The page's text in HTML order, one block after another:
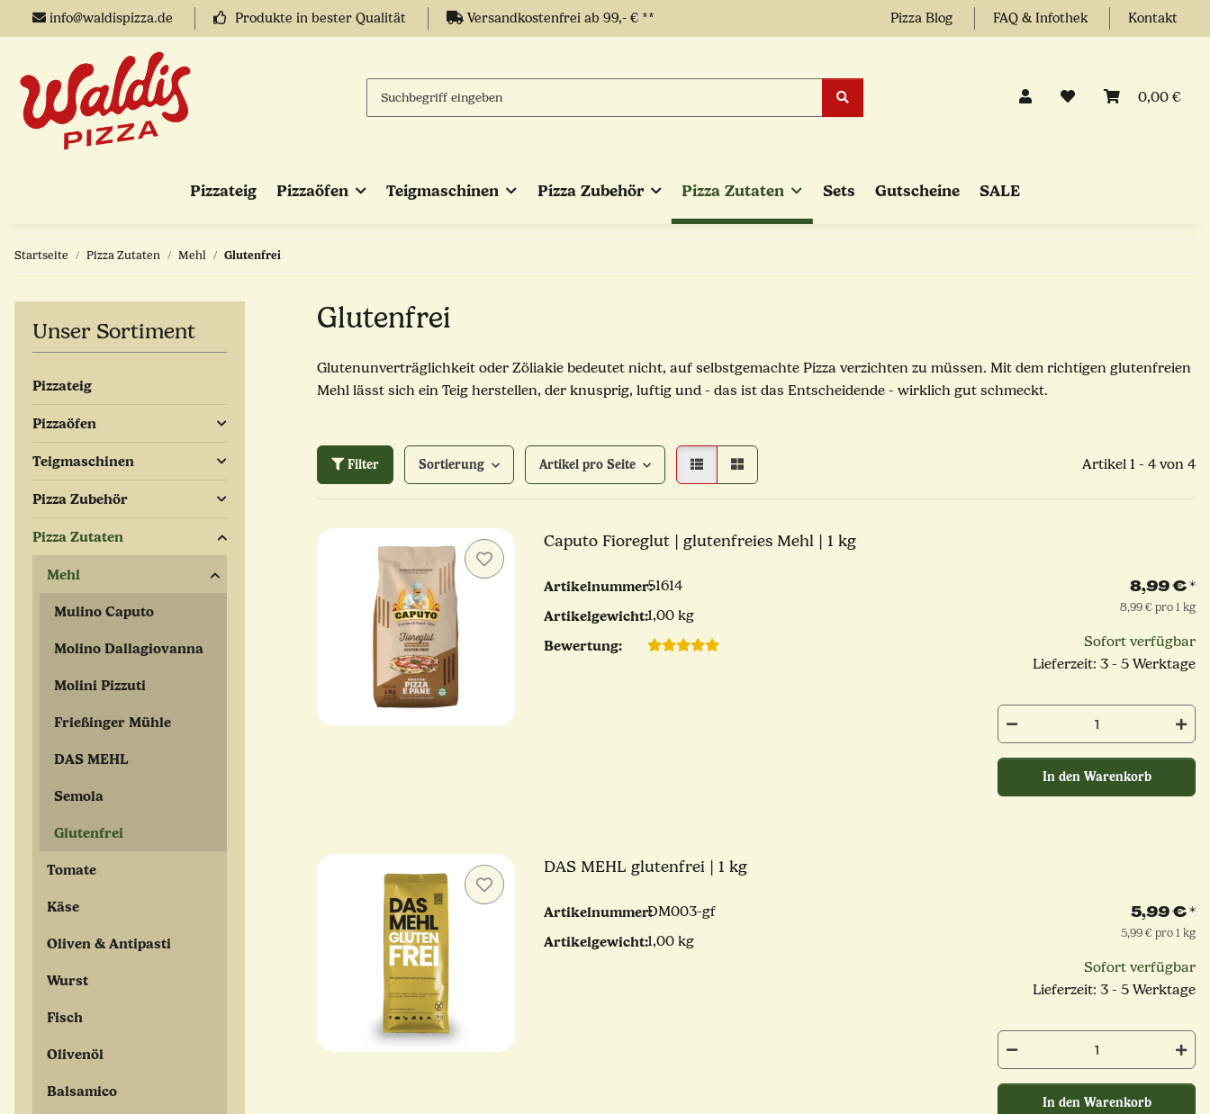
info@waldispizza.de Produkte in bester Qualität Versandkostenfrei ab 99,- € ** Pizza Blog FAQ & Infothek Kontakt
0,00 €
Pizzateig Pizzaöfen Teigmaschinen Pizza Zubehör Pizza Zutaten Sets Gutscheine SALE
Startseite Pizza Zutaten Mehl Glutenfrei
Glutenfrei
Glutenunverträglichkeit oder Zöliakie bedeutet nicht, auf selbstgemachte Pizza verzichten zu müssen. Mit dem richtigen glutenfreien
Mehl lässt sich ein Teig herstellen, der knusprig, luftig und - das ist das Entscheidende - wirklich gut schmeckt.
Filter Sortierung Artikel pro Seite Artikel 1 - 4 von 4
Caputo Fioreglut | glutenfreies Mehl | 1 kg
Artikelnummer:51614
Artikelgewicht:1,00 kg
Bewertung:
8,99 €*
8,99 € pro 1 kg
Sofort verfügbar
Lieferzeit: 3 - 5 Werktage
In den Warenkorb
DAS MEHL glutenfrei | 1 kg
Artikelnummer:DM003-gf
Artikelgewicht:1,00 kg
5,99 €*
5,99 € pro 1 kg
Sofort verfügbar
Lieferzeit: 3 - 5 Werktage
In den Warenkorb
Unser Sortiment
Pizzateig
Pizzaöfen
Teigmaschinen
Pizza Zubehör
Pizza Zutaten
Mehl
Mulino Caputo
Molino Dallagiovanna
Molini Pizzuti
Frießinger Mühle
DAS MEHL
Semola
Glutenfrei
Tomate
Käse
Oliven & Antipasti
Wurst
Fisch
Olivenöl
Balsamico